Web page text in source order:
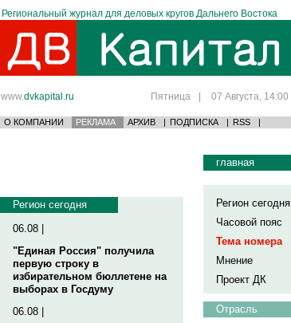
Региональный журнал для деловых кругов Дальнего Востока
www.dvkapital.ru Пятница | 07 Августа, 14:00
О КОМПАНИИ РЕКЛАМА АРХИВ | ПОДПИСКА | RSS |
Регион сегодня
06.08 |
"Единая Россия" получила
первую строку в
избирательном бюллетене на
выборах в Госдуму
06.08 |
главная
Регион сегодня
Часовой пояс
Тема номера
Мнение
Проект ДК
Отрасль